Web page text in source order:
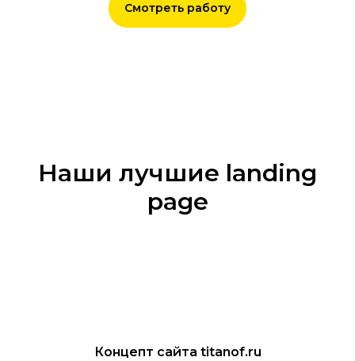
Смотреть работу
Наши лучшие landing
page
Концепт сайта titanof.ru